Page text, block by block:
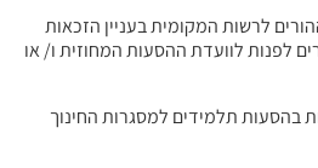
לרשות המקומית בעניין הזכאות
לפנות לוועדת ההסעות המחוזית ו/ או
בהסעות תלמידים למסגרות החינוך